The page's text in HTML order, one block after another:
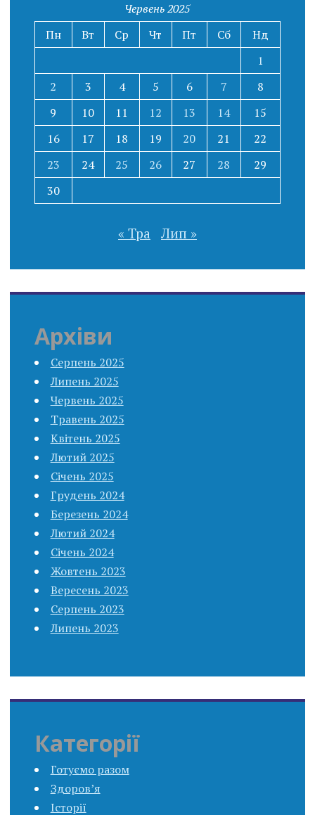
Червень 2025
Пн
Вт Ср Чт Пт Сб
Нд
1
2
3 4 5 6 7
8
9
10 11 12 13 14
15
16
17 18 19 20 21
22
23
24 25 26 27 28
29
30
« Тра Лип »
Архіви
Серпень 2025
Липень 2025
Червень 2025
Травень 2025
Квітень 2025
Лютий 2025
Січень 2025
Грудень 2024
Березень 2024
Лютий 2024
Січень 2024
Жовтень 2023
Вересень 2023
Серпень 2023
Липень 2023
Категорії
Готуємо разом
Здоров’я
Історії